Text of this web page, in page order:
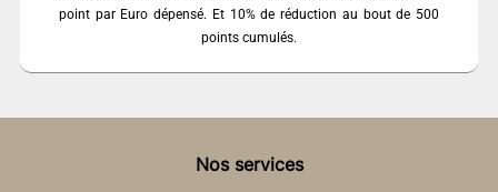
point par Euro dépensé. Et 10% de réduction au bout de 500
points cumulés.
Nos services